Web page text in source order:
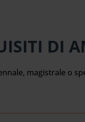
DI
magistrale o